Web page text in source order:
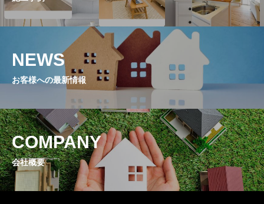
NEWS
お客様への最新情報
COMPANY
会社概要